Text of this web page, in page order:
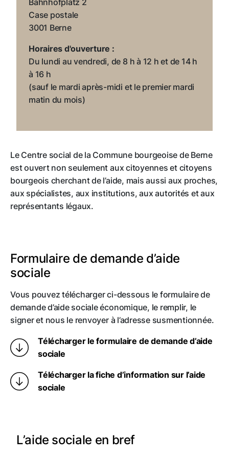
réglementation de l’entretien ainsi que de la
réglementation de l’autorité parentale conjointe
validité de mandats pour cause d’inaptitude
Tâches prévues à l’article 392 CCS (curatelle /
mesures de protection)
Conduite d’enquêtes requises par la protection
des personnes résidant dans un établissement
financière à parts égales du canton de Berne
en ce qui concerne les mesures décidées d’un
commun accord (LPEP/ LASoc)
Bahnhofplatz 2
Case postale
3001 Berne
Horaires d'ouverture :
Du lundi au vendredi, de 8 h à 12 h et de 14 h
à 16 h
(sauf le mardi après-midi et le premier mardi
matin du mois)
Le Centre social de la Commune bourgeoise de Berne
est ouvert non seulement aux citoyennes et citoyens
bourgeois cherchant de l’aide, mais aussi aux proches,
aux spécialistes, aux institutions, aux autorités et aux
représentants légaux.
Formulaire de demande d’aide
sociale
Vous pouvez télécharger ci-dessous le formulaire de
demande d’aide sociale économique, le remplir, le
signer et nous le renvoyer à l’adresse susmentionnée.
Télécharger le formulaire de demande d’aide
sociale
Télécharger la fiche d’information sur l’aide
sociale
L’aide sociale en bref